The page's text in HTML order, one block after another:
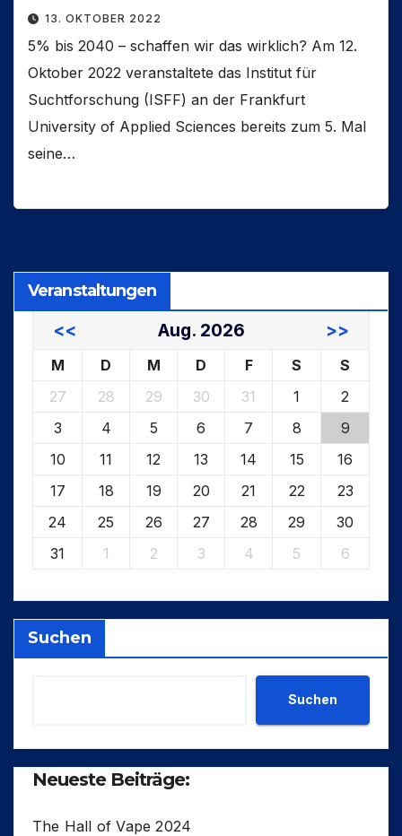
13. OKTOBER 2022
5% bis 2040 – schaffen wir das wirklich? Am 12.
Oktober 2022 veranstaltete das Institut für
Suchtforschung (ISFF) an der Frankfurt
University of Applied Sciences bereits zum 5. Mal
seine…
Veranstaltungen
<< Aug. 2026 >>
M D M D F S
S
27
28 29 30 31 1
2
3
4 5 6 7 8
9
10
11 12 13 14 15
16
17
18 19 20 21 22
23
24
25 26 27 28 29
30
31
1 2 3 4 5 6
Suchen
Suchen
Neueste Beiträge:
The Hall of Vape 2024